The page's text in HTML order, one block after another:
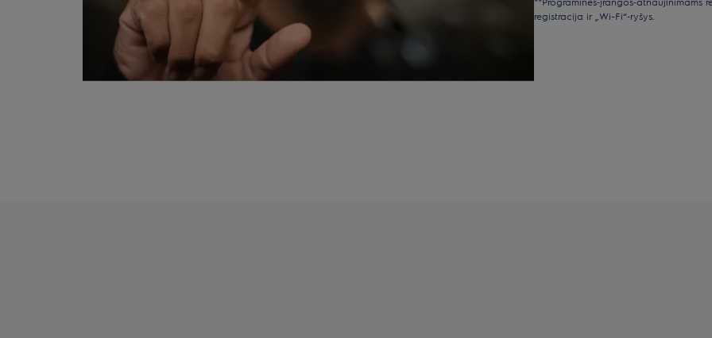
registracija ir „Wi-Fi“‑ryšys.